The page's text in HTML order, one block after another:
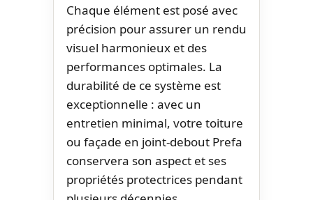
Chaque élément est posé avec
précision pour assurer un rendu
visuel harmonieux et des
performances optimales. La
durabilité de ce système est
exceptionnelle : avec un
entretien minimal, votre toiture
ou façade en joint-debout Prefa
conservera son aspect et ses
propriétés protectrices pendant